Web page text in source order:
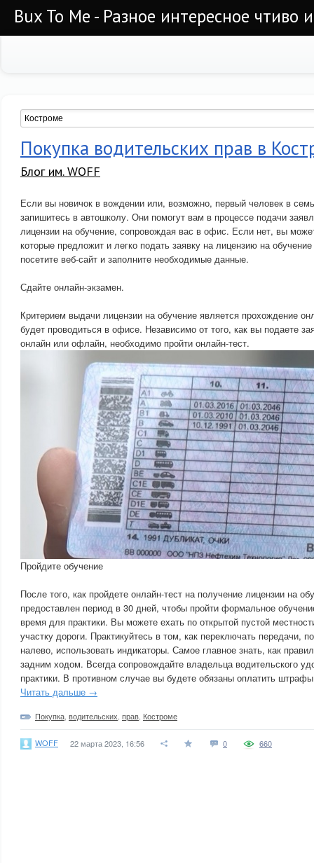
Bux To Me - Разное интересное чтиво
Покупка водительских прав в
Блог им. WOFF
Если вы новичок в вождении или, возможно, первый человек в
запишитесь в автошколу. Они помогут вам в процессе подачи
лицензии на обучение, сопровождая вас в офис. Если нет, вы
которые предложит и легко подать заявку на лицензию на
посетите веб-сайт и заполните необходимые данные.
Сдайте онлайн-экзамен.
Критерием выдачи лицензии на обучение является прохождение
будет проводиться в офисе. Независимо от того, как вы подаете
онлайн или офлайн, необходимо пройти онлайн-тест.
Пройдите обучение
После того, как пройдете онлайн-тест на получение лицензии на
предоставлен период в 30 дней, чтобы пройти формальное
время для практики. Вы можете ехать по открытой пустой
участку дороги. Практикуйтесь в том, как переключать передачи,
налево, использовать индикаторы. Самое главное знать, как
задним ходом. Всегда сопровождайте владельца водительского
практики. В противном случае вы будете обязаны оплатить
Читать дальше →
Покупка водительских прав Костроме
WOFF 22 марта 2023, 16:56 0 660